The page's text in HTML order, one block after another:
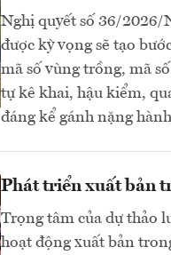
Nghị quyết số 36/2026/
được kỳ vọng sẽ tạo
mã số vùng trồng, mã
tự kê khai, hậu kiểm,
đáng kể gánh nặng
Phát triển xuất bản
Trọng tâm của dự thảo
hoạt động xuất bản